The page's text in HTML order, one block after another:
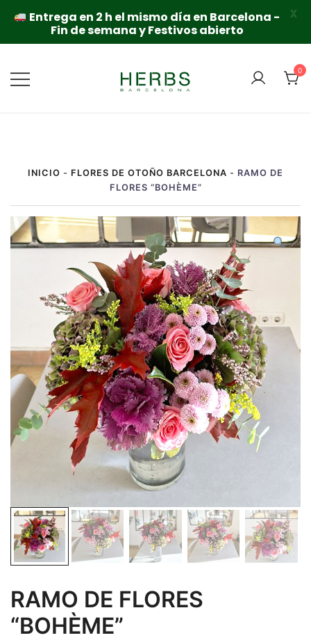
contenido
0
INICIO - FLORES DE OTOÑO BARCELONA - RAMO DE
FLORES “BOHÈME”
RAMO DE FLORES
“BOHÈME”
Entrega en 2 h el mismo día en Barcelona -
Fin de semana y Festivos abierto
X